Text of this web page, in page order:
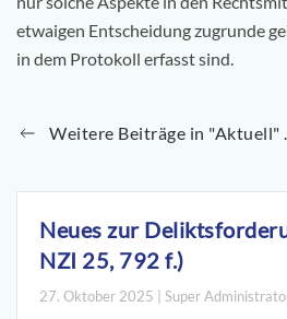
etwaigen Entscheidung zugrunde
in dem Protokoll erfasst sind.
Weitere Beiträge in "Aktuell"
Neues zur
NZI 25, 792 f.)
27. Oktober 2025 | Super